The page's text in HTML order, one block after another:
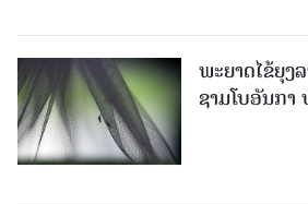
ພະຍາດໄຂ້ຍຸງ
ຊາມໂບ​ອັນກ